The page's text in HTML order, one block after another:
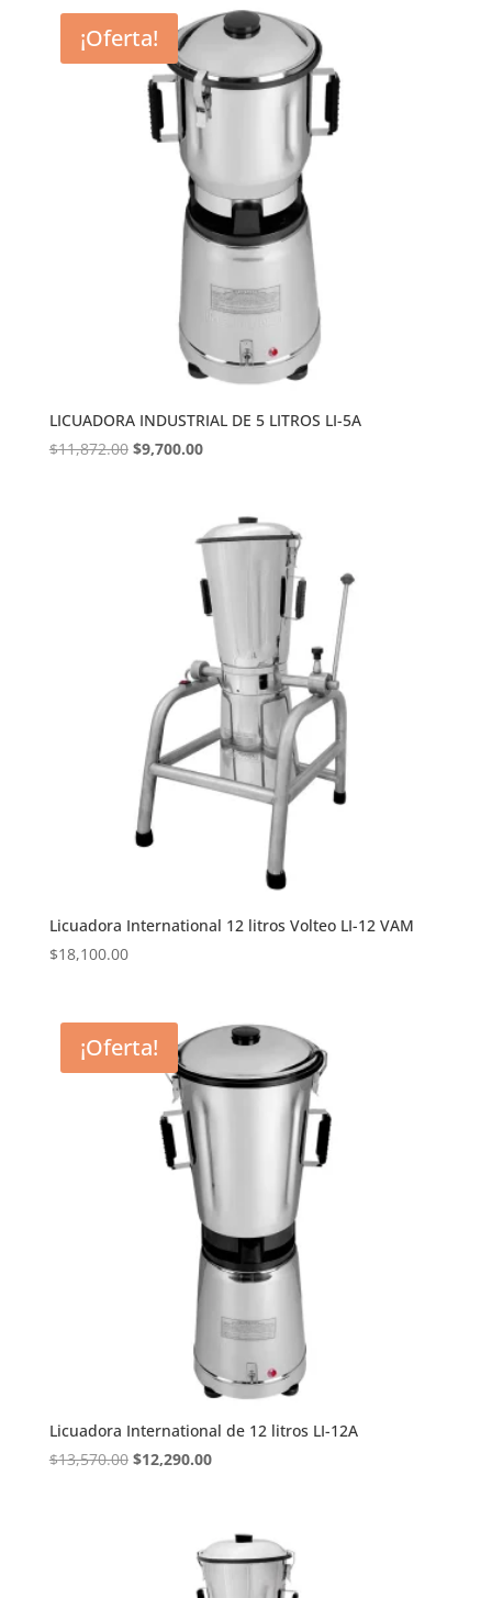
¡Oferta!
LICUADORA INDUSTRIAL DE 5 LITROS LI-5A
$11,872.00 Original
$11,872.00.
$9,700.00Current
$9,700.00.
Licuadora International 12 litros Volteo LI-12 VAM
$18,100.00
¡Oferta!
Licuadora International de 12 litros LI-12A
$13,570.00 Original
$12,290.00Current
$12,290.00.